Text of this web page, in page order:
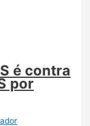
é contra
por